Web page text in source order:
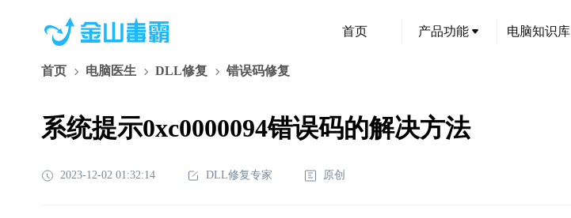
首页 产品功能 电脑知识库
首页 电脑医生 DLL修复 错误码修复
系统提示0xc0000094错误码的解决方法
2023-12-02 01:32:14 DLL修复专家 原创